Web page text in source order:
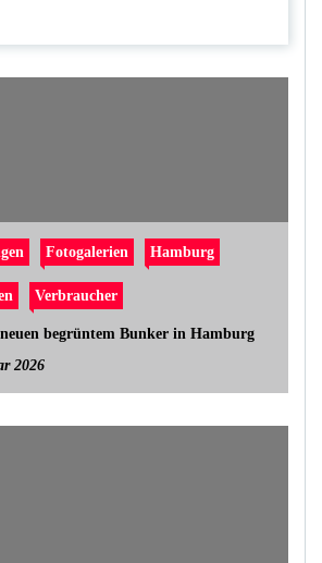
Fotogalerien Hamburg
Verbraucher
begrüntem Bunker in Hamburg
2026